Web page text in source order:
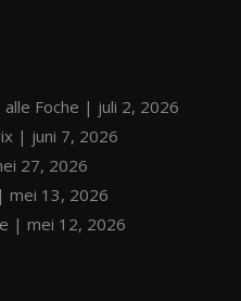
Foche | juli 2, 2026
| juni 7, 2026
27, 2026
mei 13, 2026
| mei 12, 2026